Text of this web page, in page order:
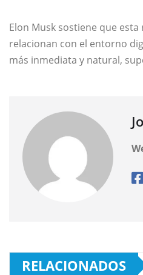
Elon Musk sostiene que
relacionan con el entorno
más inmediata y natural,
RELACIONADOS